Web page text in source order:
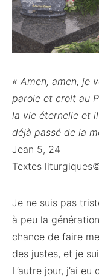
« Amen, amen, je
parole et croit au
la vie éternelle et
déjà passé de la
Jean 5, 24
Textes
Je ne suis pas
à peu la
chance de faire
des justes, et je
L’autre jour, j’ai